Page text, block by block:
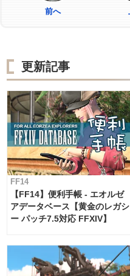
前へ
更新記事
FF14
【FF14】便利手帳 - エオルゼ
アデータベース【黄金のレガシ
ー パッチ7.5対応 FFXIV】